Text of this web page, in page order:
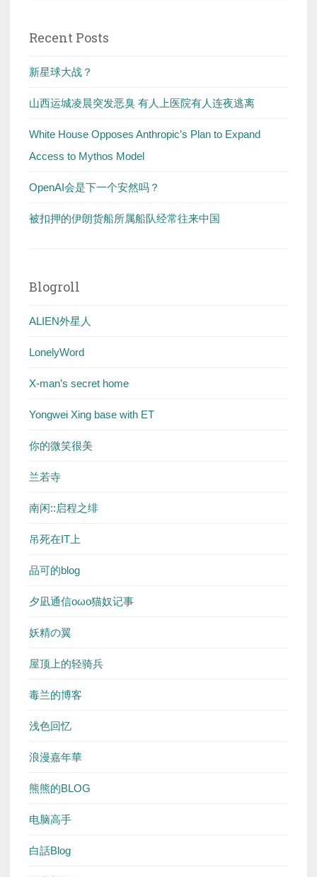
Recent Posts
新星球大战？
山西运城凌晨突发恶臭 有人上医院有人连夜逃离
White House Opposes Anthropic’s Plan to Expand
Access to Mythos Model
OpenAI会是下一个安然吗？
被扣押的伊朗货船所属船队经常往来中国
Blogroll
ALIEN外星人
LonelyWord
X-man’s secret home
Yongwei Xing base with ET
你的微笑很美
兰若寺
南闲::启程之绯
吊死在IT上
品可的blog
夕凪通信oωo猫奴记事
妖精の翼
屋顶上的轻骑兵
毒兰的博客
浅色回忆
浪漫嘉年華
熊熊的BLOG
电脑高手
白話Blog